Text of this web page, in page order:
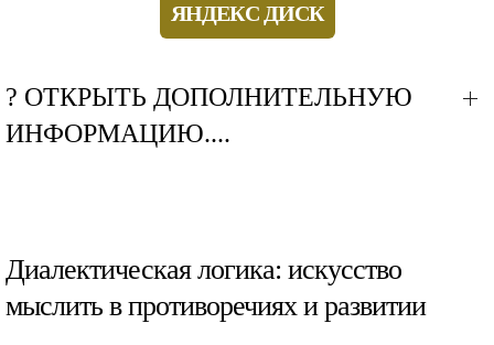
ЯНДЕКС ДИСК
? ОТКРЫТЬ ДОПОЛНИТЕЛЬНУЮ
ИНФОРМАЦИЮ....
Диалектическая логика: искусство
мыслить в противоречиях и развитии